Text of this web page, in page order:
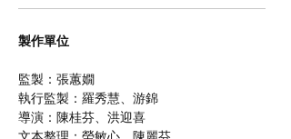
製作單位
監製：張蕙嫺
執行監製：羅秀慧、游錦
導演：陳桂芬、洪迎喜